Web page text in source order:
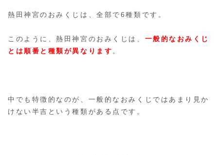
熱田神宮のおみくじは、全部で6種類です。
このように、熱田神宮のおみくじは、 一般的なおみくじ
とは順番と種類が異なります 。
中でも特徴的なのが、一般的なおみくじではあまり見か
けない半吉という種類がある点です。